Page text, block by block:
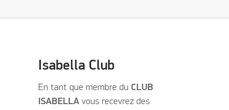
Isabella Club
En tant que membre du CLUB
ISABELLA vous recevrez des